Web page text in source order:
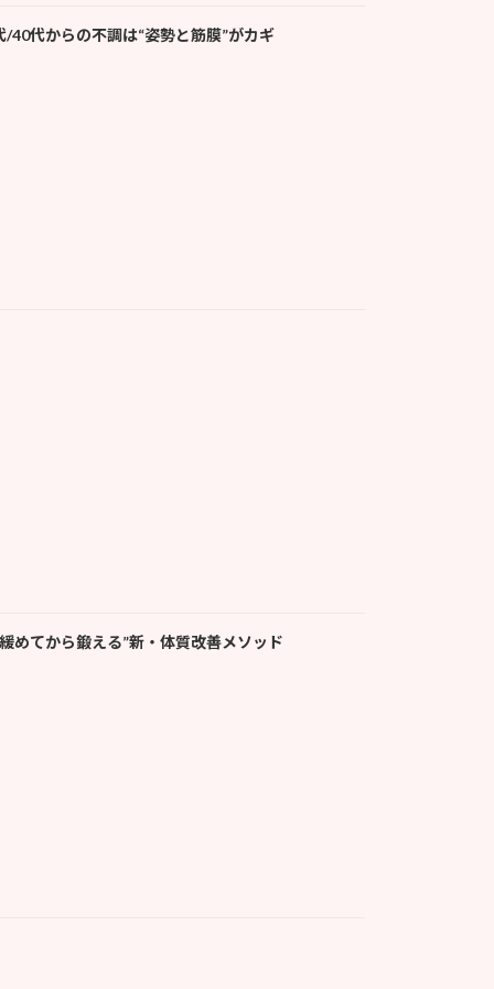
40代からの不調は“姿勢と筋膜”がカギ
めてから鍛える”新・体質改善メソッド